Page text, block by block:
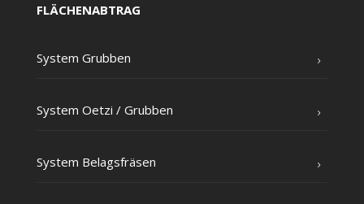
FLÄCHENABTRAG
Sys­tem Grubben
Sys­tem Oet­zi /​ Grub­ben
Sys­tem Belagsfräsen